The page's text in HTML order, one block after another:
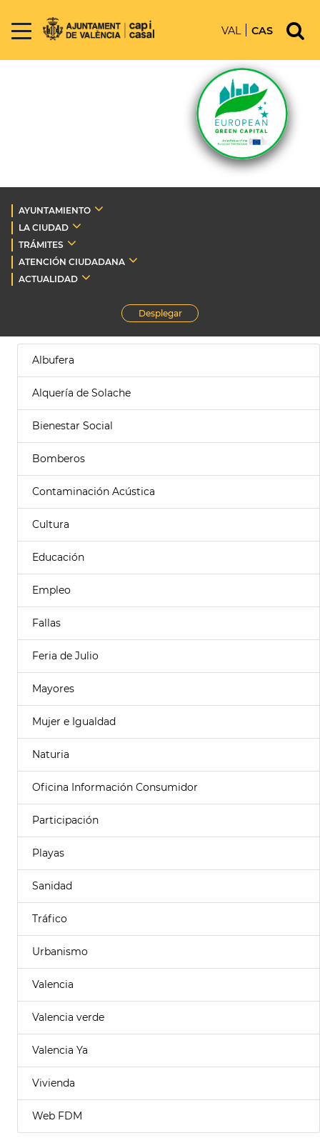
VAL CAS
AYUNTAMIENTO
LA CIUDAD
TRÁMITES
ATENCIÓN CIUDADANA
ACTUALIDAD
Desplegar
Albufera
Alquería de Solache
Bienestar Social
Bomberos
Contaminación Acústica
Cultura
Educación
Empleo
Fallas
Feria de Julio
Mayores
Mujer e Igualdad
Naturia
Oficina Información Consumidor
Participación
Playas
Sanidad
Tráfico
Urbanismo
Valencia
Valencia verde
Valencia Ya
Vivienda
Web FDM